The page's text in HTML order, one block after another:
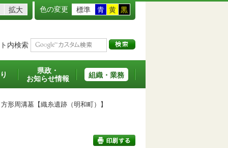
拡大 色の変更 標準 青 黄 黒
内検索
県政・
お知らせ情報
組織・業務
形周溝墓【織糸遺跡（明和町）】